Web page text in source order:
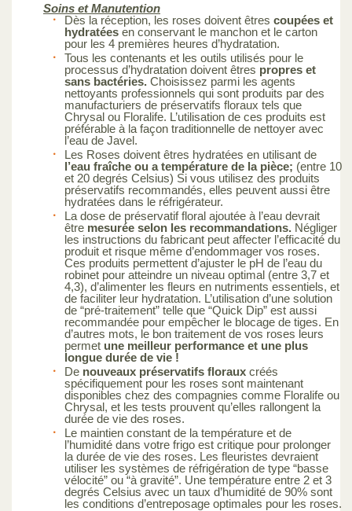
Soins et Manutention
Dès la réception, les roses doivent êtres coupées et
hydratées en conservant le manchon et le carton
pour les 4 premières heures d’hydratation.
Tous les contenants et les outils utilisés pour le
processus d’hydratation doivent êtres propres et
sans bactéries. Choisissez parmi les agents
nettoyants professionnels qui sont produits par des
manufacturiers de préservatifs floraux tels que
Chrysal ou Floralife. L’utilisation de ces produits est
préférable à la façon traditionnelle de nettoyer avec
l’eau de Javel.
Les Roses doivent êtres hydratées en utilisant de
l’eau fraîche ou a température de la pièce; (entre 10
et 20 degrés Celsius) Si vous utilisez des produits
préservatifs recommandés, elles peuvent aussi être
hydratées dans le réfrigérateur.
La dose de préservatif floral ajoutée à l’eau devrait
être mesurée selon les recommandations. Négliger
les instructions du fabricant peut affecter l’efficacité du
produit et risque même d’endommager vos roses.
Ces produits permettent d’ajuster le pH de l’eau du
robinet pour atteindre un niveau optimal (entre 3,7 et
4,3), d’alimenter les fleurs en nutriments essentiels, et
de faciliter leur hydratation. L’utilisation d’une solution
de “pré-traitement” telle que “Quick Dip” est aussi
recommandée pour empêcher le blocage de tiges. En
d’autres mots, le bon traitement de vos roses leurs
permet une meilleur performance et une plus
longue durée de vie !
De nouveaux préservatifs floraux créés
spécifiquement pour les roses sont maintenant
disponibles chez des compagnies comme Floralife ou
Chrysal, et les tests prouvent qu’elles rallongent la
durée de vie des roses.
Le maintien constant de la température et de
l’humidité dans votre frigo est critique pour prolonger
la durée de vie des roses. Les fleuristes devraient
utiliser les systèmes de réfrigération de type “basse
vélocité” ou “à gravité”. Une température entre 2 et 3
degrés Celsius avec un taux d’humidité de 90% sont
les conditions d’entreposage optimales pour les roses.